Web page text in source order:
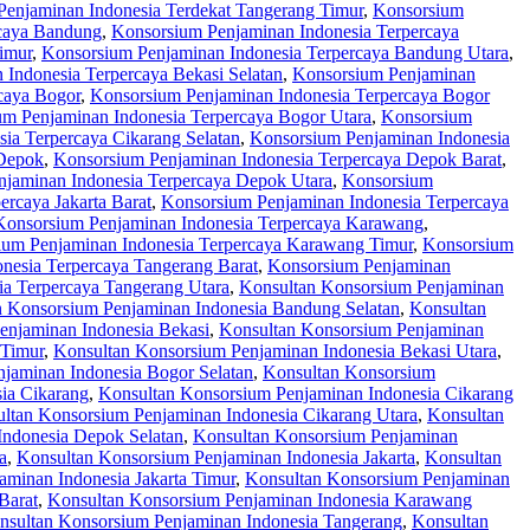
Indonesia Terdekat Tangerang Timur, Konsorsium
Bandung, Konsorsium Penjaminan Indonesia Terpercaya
, Konsorsium Penjaminan Indonesia Terpercaya Bandung Utara,
Terpercaya Bekasi Selatan, Konsorsium Penjaminan
Bogor, Konsorsium Penjaminan Indonesia Terpercaya Bogor
Penjaminan Indonesia Terpercaya Bogor Utara, Konsorsium
Terpercaya Cikarang Selatan, Konsorsium Penjaminan Indonesia
, Konsorsium Penjaminan Indonesia Terpercaya Depok Barat,
Indonesia Terpercaya Depok Utara, Konsorsium
Jakarta Barat, Konsorsium Penjaminan Indonesia Terpercaya
Penjaminan Indonesia Terpercaya Karawang,
Penjaminan Indonesia Terpercaya Karawang Timur, Konsorsium
Terpercaya Tangerang Barat, Konsorsium Penjaminan
Terpercaya Tangerang Utara, Konsultan Konsorsium Penjaminan
Konsorsium Penjaminan Indonesia Bandung Selatan, Konsultan
Indonesia Bekasi, Konsultan Konsorsium Penjaminan
, Konsultan Konsorsium Penjaminan Indonesia Bekasi Utara,
Indonesia Bogor Selatan, Konsultan Konsorsium
Cikarang, Konsultan Konsorsium Penjaminan Indonesia Cikarang
Konsorsium Penjaminan Indonesia Cikarang Utara, Konsultan
Depok Selatan, Konsultan Konsorsium Penjaminan
, Konsultan Konsorsium Penjaminan Indonesia Jakarta, Konsultan
Indonesia Jakarta Timur, Konsultan Konsorsium Penjaminan
, Konsultan Konsorsium Penjaminan Indonesia Karawang
Konsorsium Penjaminan Indonesia Tangerang, Konsultan